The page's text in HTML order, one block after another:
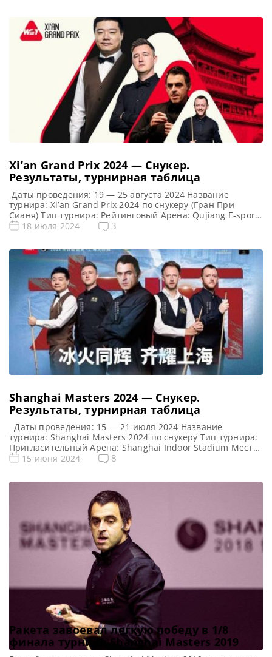
Турнирная таблица Ворлд Опен 2025: World Open 2025
cнукер — турнирная сетка рейтингового турнира […]
Xi’an Grand Prix 2024 — Снукер.
Результаты, турнирная таблица
Даты проведения: 19 — 25 августа 2024 Название
турнира: Xi’an Grand Prix 2024 по снукеру (Гран При
Сианя) Тип турнира: Рейтинговый Арена: Qujiang E-sports
Centre Место проведения (населенный пункт, город,
Grand Prix 2024: Турнирная сетка рейтингового турнира
по снукеру Xi’an Grand Prix […]
18 июля 2024 3
Shanghai Masters 2024 — Снукер.
Результаты, турнирная таблица
Даты проведения: 15 — 21 июля 2024 Название
турнира: Shanghai Masters 2024 по снукеру Тип турнира:
Пригласительный Арена: Shanghai Indoor Stadium Место
проведения (населенный пункт, город, страна): Шанхай,
1/8 финала 1/4 финала 1/2 финала Финал 11 фреймов (до
6-ти побед) 11 фреймов […]
15 июня 2024 8
Ракета завоевал легкую победу в 1/8
финала турнира Shanghai Masters 2019